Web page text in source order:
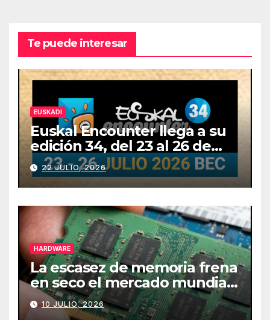
Te puede interesar
EUSKADI
Euskal Encounter llega a su
edición 34, del 23 al 26 de
julio
22 JULIO, 2026
HARDWARE
La escasez de memoria frena
en seco el mercado mundial
de PCs
10 JULIO, 2026